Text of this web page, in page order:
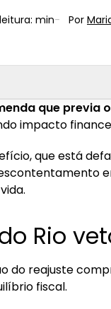
min- Por
que previa
impacto
que está
Rio
do reajuste
fiscal.